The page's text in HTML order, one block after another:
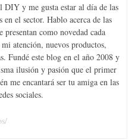
DIY y me gusta estar al día de las
en el sector. Hablo acerca de las
presentan como novedad cada
atención, nuevos productos,
Fundé este blog en el año 2008 y
ilusión y pasión que el primer
me encantará ser tu amiga en las
sociales.